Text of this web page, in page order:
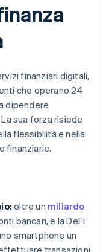
finanziari digitali,
che operano 24
dipendere
sua forza risiede
flessibilità e nella
finanziarie.
oltre un miliardo
bancari, e la DeFi
smartphone un